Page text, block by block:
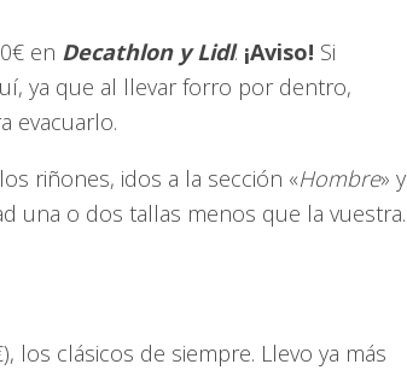
en Decathlon y Lidl. ¡Aviso! Si
ya que al llevar forro por dentro,
evacuarlo.
riñones, idos a la sección «Hombre» y
una o dos tallas menos que la vuestra.
los clásicos de siempre. Llevo ya más